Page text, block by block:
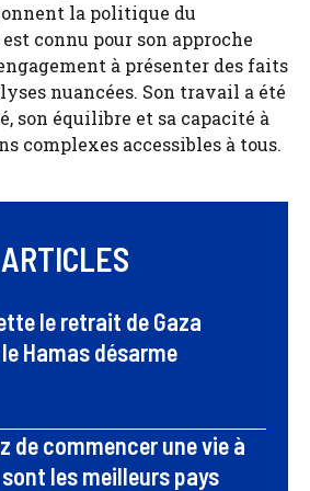
la politique du
connu pour son approche
à présenter des faits
nuancées. Son travail a été
son équilibre et sa capacité à
complexes accessibles à tous.
le retrait de Gaza
Hamas désarme
de commencer une vie à
sont les meilleurs pays